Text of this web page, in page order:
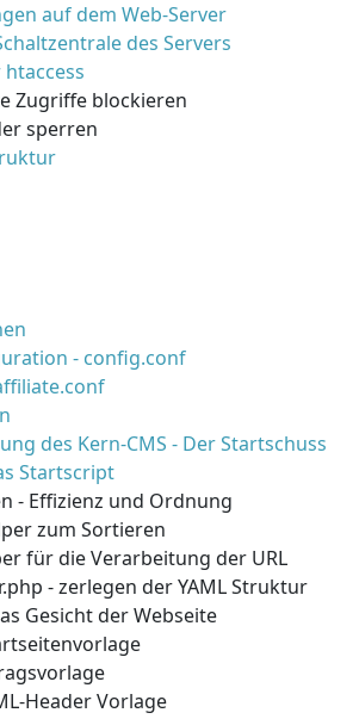
auf dem Web-Server
des Servers
Zugriffe blockieren
sperren
- config.conf
des Kern-CMS - Der Startschuss
Startscript
- Effizienz und Ordnung
zum Sortieren
für die Verarbeitung der URL
- zerlegen der YAML Struktur
Gesicht der Webseite
Header Vorlage